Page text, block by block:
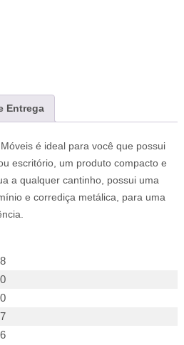
Entrega
é ideal para você que possui
escritório, um produto compacto e
a qualquer cantinho, possui uma
e corrediça metálica, para uma